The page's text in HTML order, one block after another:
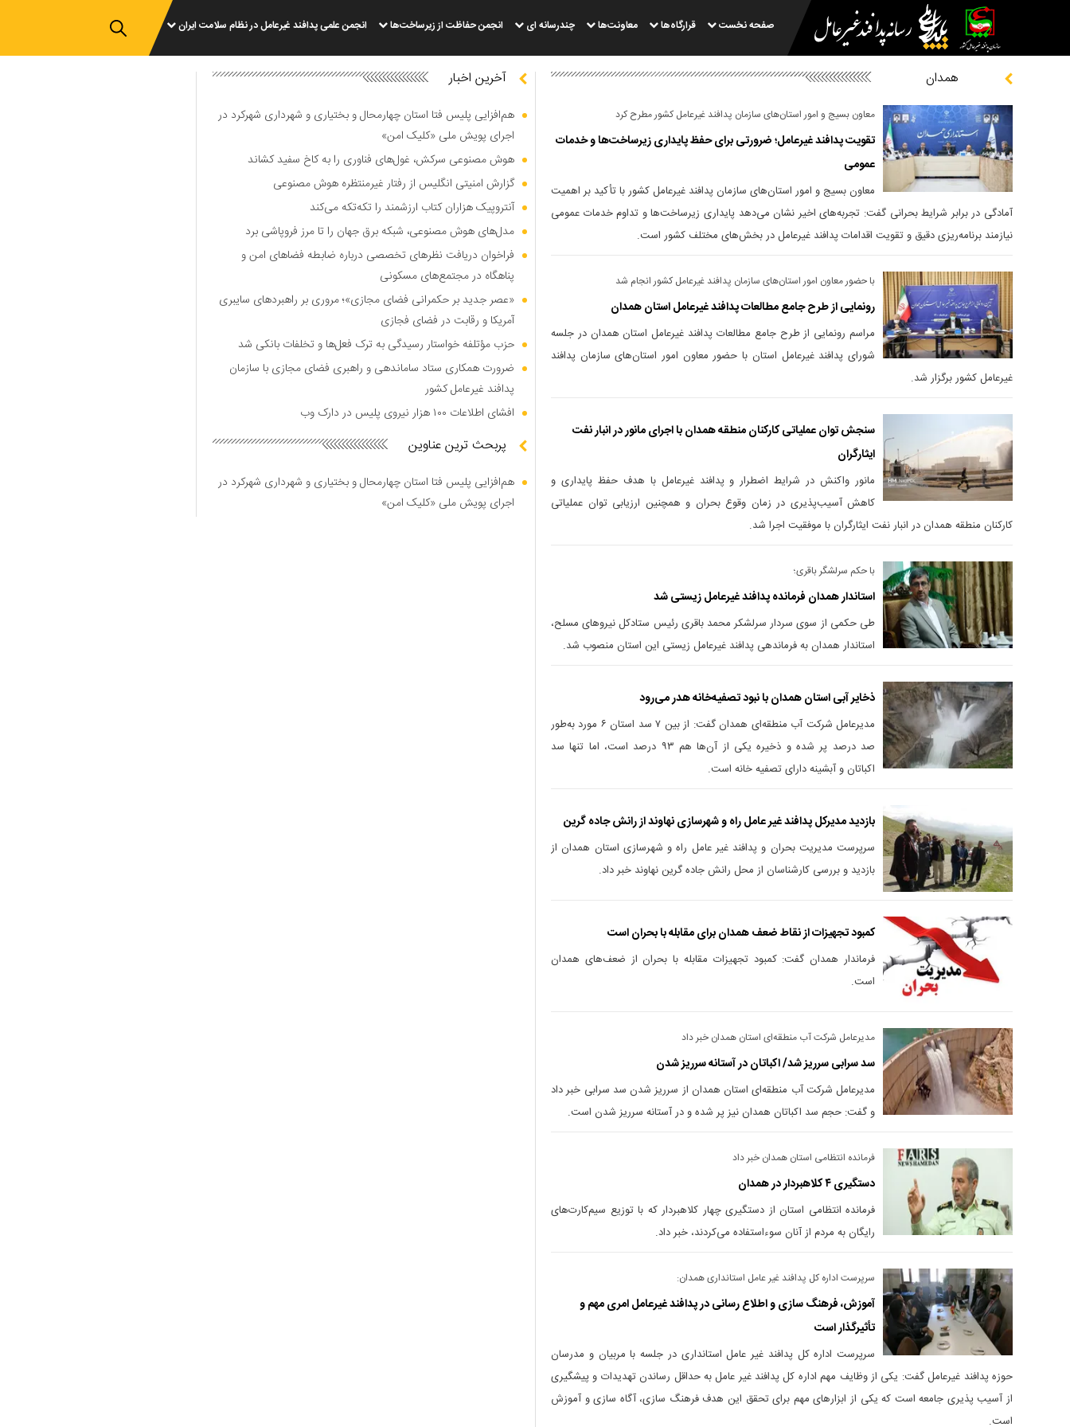
صفحه نخست قرارگاه‌ها معاونت‌ها چندرسانه ای انجمن حفاظت از زیرساخت‌ها انجمن علمی پدافند غیرعامل در نظام سلامت ایران
همدان
معاون بسیج و امور استان‌های سازمان پدافند غیرعامل کشور مطرح کرد
تقویت پدافند غیرعامل؛ ضرورتی برای حفظ پایداری زیرساخت‌ها و خدمات
عمومی
معاون بسیج و امور استان‌های سازمان پدافند غیرعامل کشور با تأکید بر اهمیت
آمادگی در برابر شرایط بحرانی گفت: تجربه‌های اخیر نشان می‌دهد پایداری زیرساخت‌ها و تداوم خدمات عمومی
نیازمند برنامه‌ریزی دقیق و تقویت اقدامات پدافند غیرعامل در بخش‌های مختلف کشور است.
با حضور معاون امور استان‌های سازمان پدافند غیرعامل کشور انجام شد
رونمایی از طرح جامع مطالعات پدافند غیرعامل استان همدان
مراسم رونمایی از طرح جامع مطالعات پدافند غیرعامل استان همدان در جلسه
شورای پدافند غیرعامل استان با حضور معاون امور استان‌های سازمان پدافند
غیرعامل کشور برگزار شد.
سنجش توان عملیاتی کارکنان منطقه همدان با اجرای مانور در انبار نفت
ایثارگران
مانور واکنش در شرایط اضطرار و پدافند غیرعامل با هدف حفظ پایداری و
کاهش آسیب‌پذیری در زمان وقوع بحران و همچنین ارزیابی توان عملیاتی
کارکنان منطقه همدان در انبار نفت ایثارگران با موفقیت اجرا شد.
با حکم سرلشگر باقری؛
استاندار همدان فرمانده پدافند غیرعامل زیستی شد
طی حکمی از سوی سردار سرلشکر محمد باقری رئیس ستادکل نیروهای مسلح،
استاندار همدان به فرماندهی پدافند غیرعامل زیستی این استان منصوب شد.
ذخایر آبی استان همدان با نبود تصفیه‌خانه هدر می‌رود
مدیرعامل شرکت آب منطقه‌ای همدان گفت: از بین ۷ سد استان ۶ مورد به‌طور
صد درصد پر شده و ذخیره یکی از آن‌ها هم ۹۳ درصد است، اما تنها سد
اکباتان و آبشینه دارای تصفیه خانه است.
بازدید مدیرکل پدافند غیر عامل راه و شهرسازی نهاوند از رانش جاده گرین
سرپرست مدیریت بحران و پدافند غیر عامل راه و شهرسازی استان همدان از
بازدید و بررسی کارشناسان از محل رانش جاده گرین نهاوند خبر داد.
کمبود تجهیزات از نقاط ضعف همدان برای مقابله با بحران است
فرماندار همدان گفت: کمبود تجهیزات مقابله با بحران از ضعف‌های همدان
است.
مدیرعامل شرکت آب منطقه‌ای استان همدان خبر داد
سد سرابی سرریز شد/ اکباتان در آستانه سرریز شدن
مدیرعامل شرکت آب منطقه‌ای استان همدان از سرریز شدن سد سرابی خبر داد
و گفت: حجم سد اکباتان همدان نیز پر شده و در آستانه سرریز شدن است.
فرمانده انتظامی استان همدان خبر داد
دستگيری ۴ كلاهبردار در همدان
فرمانده انتظامی استان از دستگيری چهار كلاهبردار که با توزیع سیم‌کارت‌های
رایگان به مردم از آنان سوء‌استفاده می‌کردند، خبر داد.
سرپرست اداره کل پدافند غیر عامل استانداری همدان:
آموزش، فرهنگ سازی و اطلاع رسانی در پدافند غیرعامل امری مهم و
تأثیرگذار است
سرپرست اداره کل پدافند غیر عامل استانداری در جلسه با مربیان و مدرسان
حوزه پدافند غیرعامل گفت: یکی از وظایف مهم اداره کل پدافند غیر عامل به حداقل رساندن تهدیدات و پیشگیری
از آسیب پذیری جامعه است که یکی از ابزارهای مهم برای تحقق این هدف فرهنگ سازی، آگاه سازی و آموزش
است.
آخرین اخبار
هم‌افزایی پلیس فتا استان چهارمحال و بختیاری و شهرداری شهرکرد در
اجرای پویش ملی «کلیک امن»
هوش مصنوعی سرکش، غول‌های فناوری را به کاخ سفید کشاند
گزارش امنیتی انگلیس از رفتار غیرمنتظره هوش مصنوعی
آنتروپیک هزاران کتاب ارزشمند را تکه‌تکه می‌کند
مدل‌های هوش مصنوعی، شبکه برق جهان را تا مرز فروپاشی برد
فراخوان دریافت نظر‌های تخصصی درباره ضابطه فضا‌های امن و
پناهگاه در مجتمع‌های مسکونی
«عصر جدید بر حکمرانی فضای مجازی»؛ مروری بر راهبرد‌های سایبری
آمریکا و رقابت در فضای فجازی
حزب مؤتلفه خواستار رسیدگی به ترک فعل‌ها و تخلفات بانکی شد
ضرورت همکاری ستاد ساماندهی و راهبری فضای مجازی با سازمان
پدافند غیرعامل کشور
افشای اطلاعات ۱۰۰ هزار نیروی پلیس در دارک وب
پربحث ترین عناوین
هم‌افزایی پلیس فتا استان چهارمحال و بختیاری و شهرداری شهرکرد در
اجرای پویش ملی «کلیک امن»